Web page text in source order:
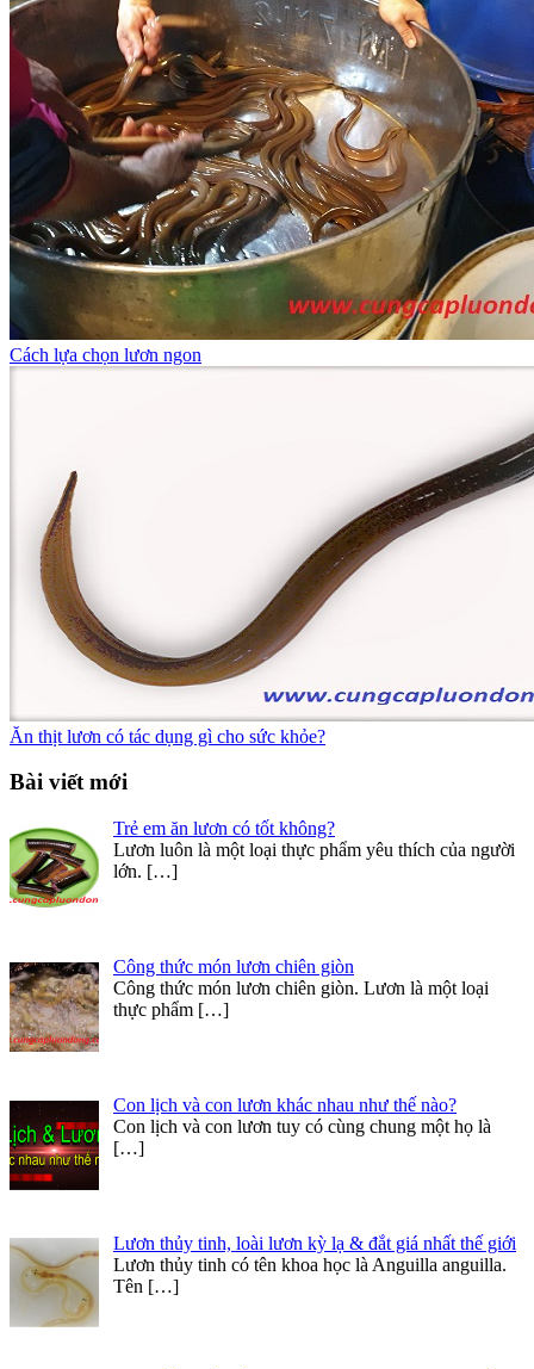
Cách lựa chọn lươn ngon
Ăn thịt lươn có tác dụng gì cho sức khỏe?
Bài viết mới
Trẻ em ăn lươn có tốt không?
Lươn luôn là một loại thực phẩm yêu thích của người
lớn. […]
Công thức món lươn chiên giòn
Công thức món lươn chiên giòn. Lươn là một loại
thực phẩm […]
Con lịch và con lươn khác nhau như thế nào?
Con lịch và con lươn tuy có cùng chung một họ là
[…]
Lươn thủy tinh, loài lươn kỳ lạ & đắt giá nhất thế giới
Lươn thủy tinh có tên khoa học là Anguilla anguilla.
Tên […]